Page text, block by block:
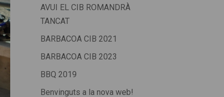
AVUI EL CIB ROMANDRÀ
TANCAT
BARBACOA CIB 2021
BARBACOA CIB 2023
BBQ 2019
Benvinguts a la nova web!